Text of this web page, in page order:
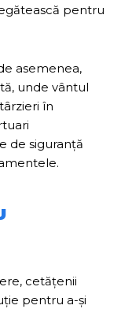
pentru
asemenea,
unde vântul
în
de siguranță
cetățenii
pentru a-și